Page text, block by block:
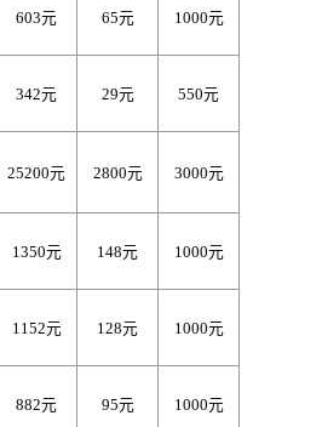
603元 65元 1000元
342元 29元 550元
25200元 2800元 3000元
1350元 148元 1000元
1152元 128元 1000元
882元 95元 1000元